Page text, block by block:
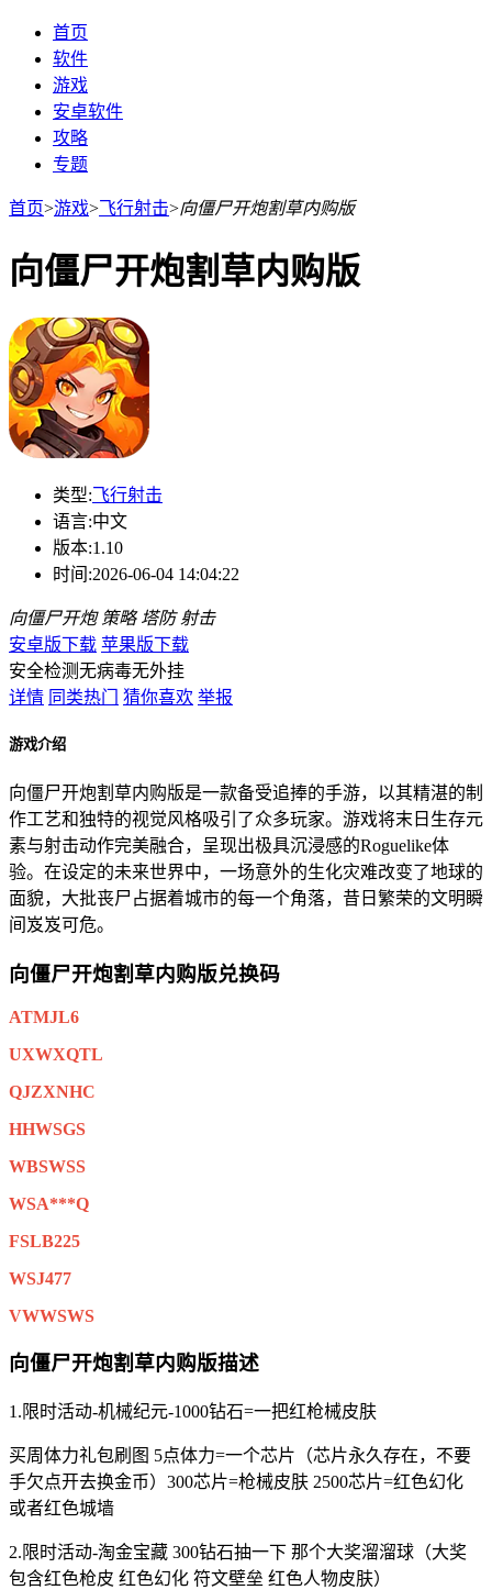
首页
软件
游戏
安卓软件
攻略
专题
首页>游戏>飞行射击>向僵尸开炮割草内购版
向僵尸开炮割草内购版
类型:飞行射击
语言:中文
版本:1.10
时间:2026-06-04 14:04:22
向僵尸开炮 策略 塔防 射击
安卓版下载 苹果版下载
安全检测无病毒无外挂
详情 同类热门 猜你喜欢 举报
游戏介绍
向僵尸开炮割草内购版是一款备受追捧的手游，以其精湛的制
作工艺和独特的视觉风格吸引了众多玩家。游戏将末日生存元
素与射击动作完美融合，呈现出极具沉浸感的Roguelike体
验。在设定的未来世界中，一场意外的生化灾难改变了地球的
面貌，大批丧尸占据着城市的每一个角落，昔日繁荣的文明瞬
间岌岌可危。
向僵尸开炮割草内购版兑换码
ATMJL6
UXWXQTL
QJZXNHC
HHWSGS
WBSWSS
WSA***Q
FSLB225
WSJ477
VWWSWS
向僵尸开炮割草内购版描述
1.限时活动-机械纪元-1000钻石=一把红枪械皮肤
买周体力礼包刷图 5点体力=一个芯片（芯片永久存在，不要
手欠点开去换金币）300芯片=枪械皮肤 2500芯片=红色幻化
或者红色城墙
2.限时活动-淘金宝藏 300钻石抽一下 那个大奖溜溜球（大奖
包含红色枪皮 红色幻化 符文壁垒 红色人物皮肤）